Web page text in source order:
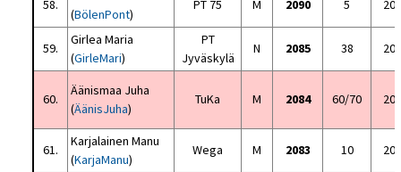
58.
(BölenPont)
PT 75 M 2090 5
59.
Girlea Maria
(GirleMari)
PT
Jyväskylä
N 2085 38
60.
Äänismaa Juha
(ÄänisJuha)
TuKa M 2084 60/70
61.
Karjalainen Manu
(KarjaManu)
Wega M 2083 10